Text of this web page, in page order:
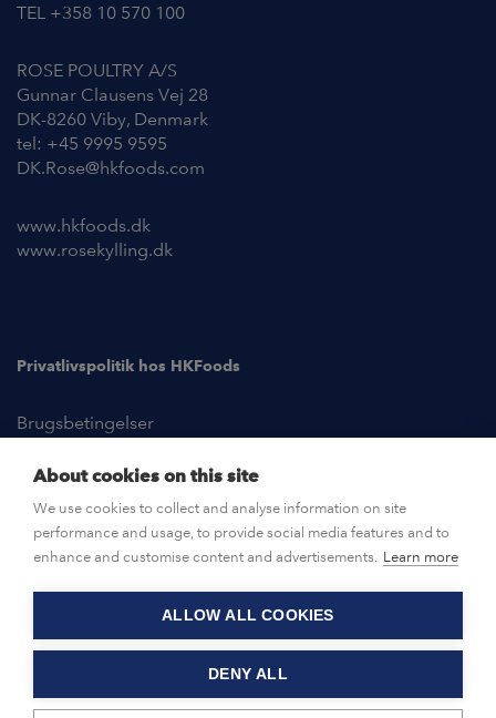
TEL +358 10 570 100
ROSE POULTRY A/S
Gunnar Clausens Vej 28
DK-8260 Viby, Denmark
tel: +45 9995 9595
DK.Rose@hkfoods.com
www.hkfoods.dk
www.rosekylling.dk
Privatlivspolitik hos HKFoods
Brugsbetingelser
KONTAKT OS
HKFOODS PÅ ENGELSK
© HKFoods 2026
About cookies on this site
We use cookies to collect and analyse information on site
performance and usage, to provide social media features and to
enhance and customise content and advertisements. Learn more
ALLOW ALL COOKIES
DENY ALL